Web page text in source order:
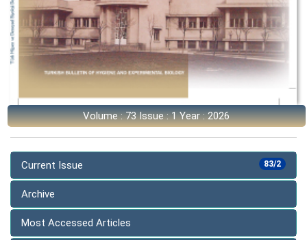
Volume : 73 Issue : 1 Year : 2026
83/2
Current Issue
Archive
Most Accessed Articles